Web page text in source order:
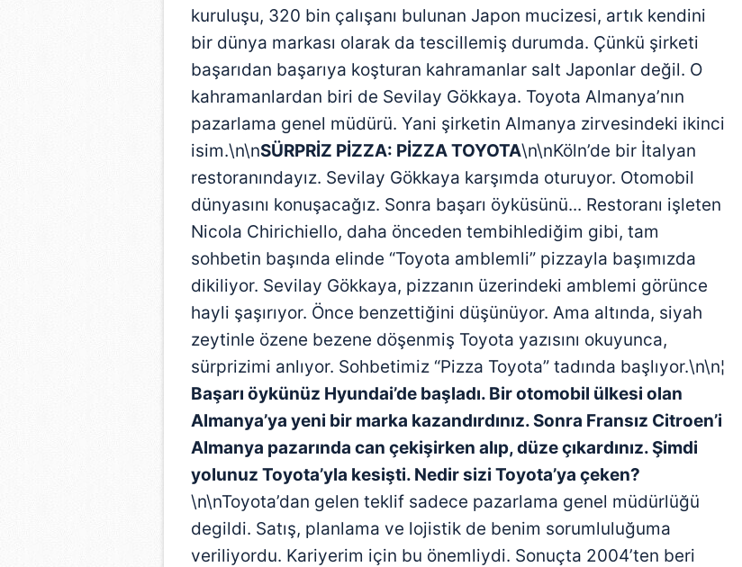
kuruluşu, 320 bin çalışanı bulunan Japon mucizesi, artık kendini
bir dünya markası olarak da tescillemiş durumda. Çünkü şirketi
başarıdan başarıya koşturan kahramanlar salt Japonlar değil. O
kahramanlardan biri de Sevilay Gökkaya. Toyota Almanya’nın
pazarlama genel müdürü. Yani şirketin Almanya zirvesindeki ikinci
isim.\n\nSÜRPRİZ PİZZA: PİZZA TOYOTA\n\nKöln’de bir İtalyan
restoranındayız. Sevilay Gökkaya karşımda oturuyor. Otomobil
dünyasını konuşacağız. Sonra başarı öyküsünü... Restoranı işleten
Nicola Chirichiello, daha önceden tembihlediğim gibi, tam
sohbetin başında elinde “Toyota amblemli” pizzayla başımızda
dikiliyor. Sevilay Gökkaya, pizzanın üzerindeki amblemi görünce
hayli şaşırıyor. Önce benzettiğini düşünüyor. Ama altında, siyah
zeytinle özene bezene döşenmiş Toyota yazısını okuyunca,
sürprizimi anlıyor. Sohbetimiz “Pizza Toyota” tadında başlıyor.\n\n¦
Başarı öykünüz Hyundai’de başladı. Bir otomobil ülkesi olan
Almanya’ya yeni bir marka kazandırdınız. Sonra Fransız Citroen’i
Almanya pazarında can çekişirken alıp, düze çıkardınız. Şimdi
yolunuz Toyota’yla kesişti. Nedir sizi Toyota’ya çeken?
\n\nToyota’dan gelen teklif sadece pazarlama genel müdürlüğü
degildi. Satış, planlama ve lojistik de benim sorumluluğuma
veriliyordu. Kariyerim için bu önemliydi. Sonuçta 2004’ten beri